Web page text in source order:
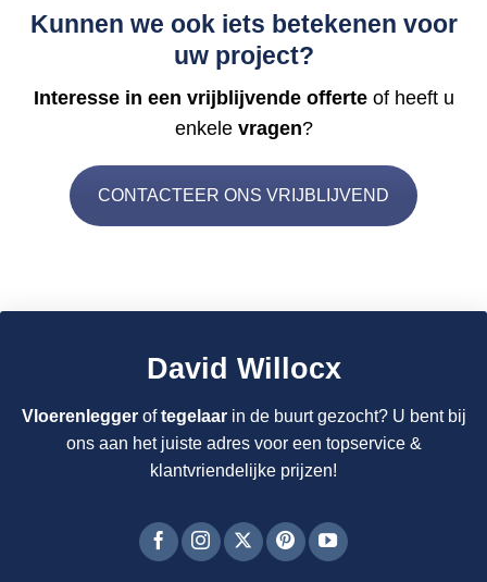
Kunnen we ook iets betekenen voor
uw project?
Interesse in een vrijblijvende offerte of heeft u
enkelevragen?
CONTACTEER ONS VRIJBLIJVEND
David Willocx
Vloerenleggeroftegelaarin de buurt gezocht? U bent bij
ons aan het juiste adres voor een topservice &
klantvriendelijke prijzen!